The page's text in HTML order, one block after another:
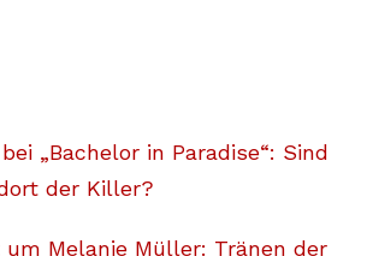
„Bachelor in Paradise“: Sind
der Killer?
um Melanie Müller: Tränen der